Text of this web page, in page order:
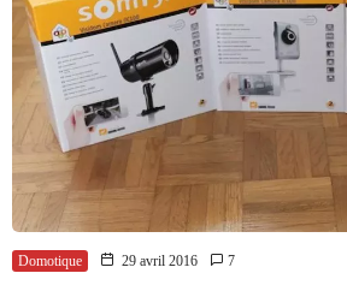
Domotique 29 avril 2016 7